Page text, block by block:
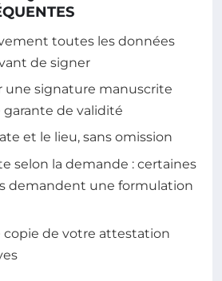
toutes les données
de signer
une signature manuscrite
garante de validité
et le lieu, sans omission
selon la demande : certaines
demandent une formulation
copie de votre attestation